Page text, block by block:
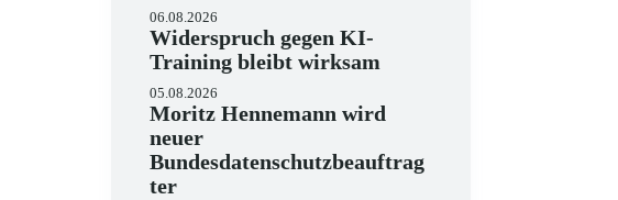
06.08.2026
Widerspruch gegen KI-
Training bleibt wirksam
05.08.2026
Moritz Hennemann wird
neuer
Bundesdatenschutzbeauftrag
ter